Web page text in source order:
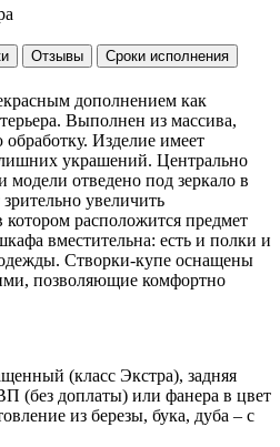
Отзывы
Сроки исполнения
дополнением как
Выполнен из массива,
Изделие имеет
украшений. Центрально
модели отведено под зеркало в
увеличить
расположится предмет
вместительна: есть и полки и
Створки-купе оснащены
позволяющие комфортно
(класс Экстра), задняя
(без доплаты) или фанера в цвет
из березы, бука, дуба – с